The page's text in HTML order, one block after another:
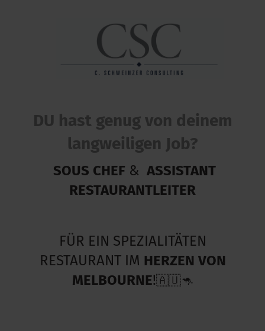
DU hast genug von deinem
langweiligen Job?
SOUS CHEF & ASSISTANT
RESTAURANTLEITER
FÜR EIN SPEZIALITÄTEN
RESTAURANT IM HERZEN VON
MELBOURNE!🇦🇺🦘